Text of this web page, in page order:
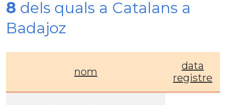
8 dels quals a Catalans a
Badajoz
nom
data
registre